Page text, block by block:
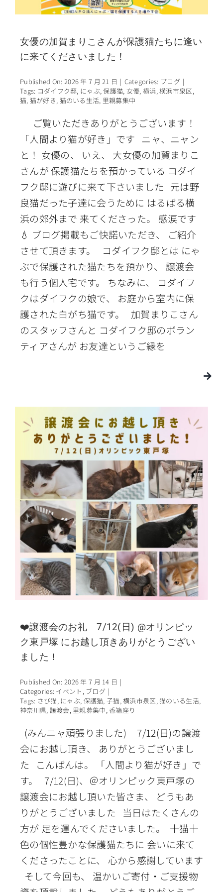
女優の加賀まりこさんが保護猫たちに逢い
に来てくださいました！
Published On: 2026 年 7 月 21 日 | Categories: ブログ |
Tags: コダイフク邸, にゃぶ,保護猫, 女優,横浜,横浜市泉区,
猫, 猫が好き, 猫のいる生活, 里親募集中
ご覧いただきありがとうございます！
「人間より猫が好き」です ニャ、ニャン
と！ 女優の、 いえ、 大女優の加賀まりこ
さんが 保護猫たちを預かっている コダイ
フク邸に遊びに来て下さいました 元は野
良猫だった子達に会うために はるばる横
浜の郊外まで 来てくださった。 感涙です
💧 ブログ掲載もご快諾いただき、 ご紹介
させて頂きます。 コダイフク邸とは にゃ
ぶで保護された猫たちを預かり、 譲渡会
も行う個人宅です。 ちなみに、 コダイフ
クはダイフクの娘で、 お庭から室内に保
護された白がち猫です。 加賀まりこさん
のスタッフさんと コダイフク邸のボラン
ティアさんが お友達というご縁を
❤️譲渡会のお礼 7/12(日) @オリンピッ
ク東戸塚 にお越し頂きありがとうござい
ました！
Published On: 2026 年 7 月 14 日 |
Categories: イベント , ブログ |
Tags: さび猫, にゃぶ, 保護猫,子猫,横浜市泉区,猫のいる生活,
神奈川県, 譲渡会, 里親募集中,香箱座り
(みんニャ頑張りました) 7/12(日)の譲渡
会にお越し頂き、 ありがとうございまし
た こんばんは。 「人間より猫が好き」で
す。 7/12(日)、＠オリンピック東戸塚の
譲渡会にお越し頂いた皆さま、 どうもあ
りがとうございました 当日はたくさんの
方が 足を運んでくださいました。 十猫十
色の個性豊かな保護猫たちに 会いに来て
くださったことに、 心から感謝しています
そして今回も、 温かいご寄付・ご支援物